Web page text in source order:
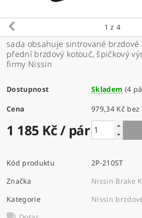
1 z 4
sada obsahuje sintrované
přední brzdový kotouč, špičkový
firmy Nissin
Dostupnost Skladem (4
Cena 979,34
1 185 Kč/ pár
Kód produktu
2P-210ST
Značka
Nissin Brake
Kategorie
Nissin